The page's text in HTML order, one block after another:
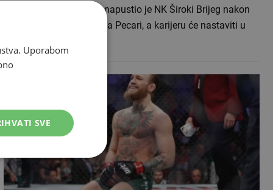
Nogometaš Vito Medić napustio je NK Široki Brijeg nakon
pet godina provedenih na Pecari, a karijeru će nastaviti u
Uporabom
SVE